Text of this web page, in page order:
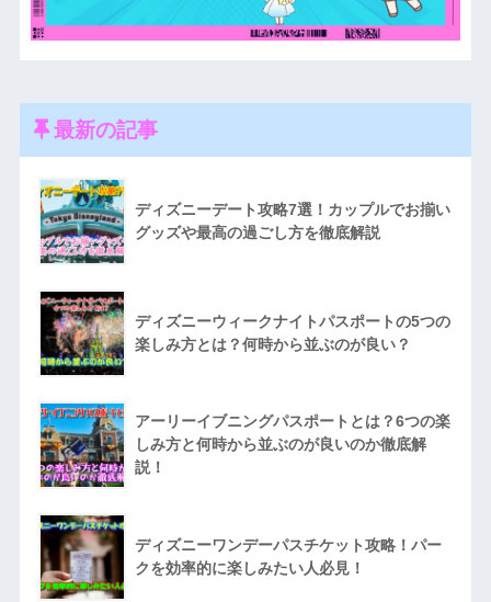
最新の記事
ディズニーデート攻略7選！カップルでお揃い
グッズや最高の過ごし方を徹底解説
ディズニーウィークナイトパスポートの5つの
楽しみ方とは？何時から並ぶのが良い？
アーリーイブニングパスポートとは？6つの楽
しみ方と何時から並ぶのが良いのか徹底解
説！
ディズニーワンデーパスチケット攻略！パー
クを効率的に楽しみたい人必見！